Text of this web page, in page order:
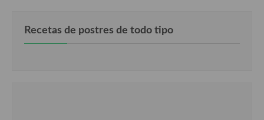
Recetas de postres de todo tipo